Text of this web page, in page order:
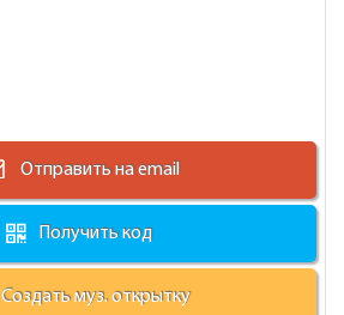
Отправить на email
Получить код
Создать муз. открытку